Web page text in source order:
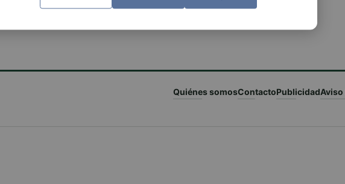
Quiénes somosContactoPublicidad